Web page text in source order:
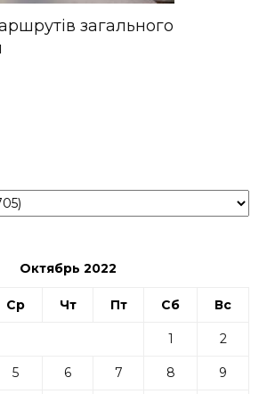
загального
Октябрь 2022
Ср Чт Пт Сб Вс
1 2
5 6 7 8 9